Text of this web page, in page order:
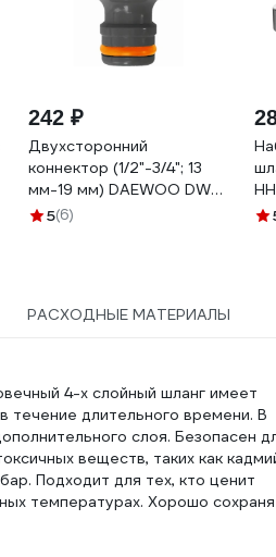
242 ₽
Двухсторонний
коннектор (1/2"-3/4"; 13
мм-19 мм) DAEWOO DWC
3100
5(6)
РАСХОДНЫЕ МАТЕРИАЛЫ
4-х слойный шланг имеет
течение длительного времени. В
слоя. Безопасен
веществ, таких как
Подходит для тех, кто ценит
температурах. Хорошо